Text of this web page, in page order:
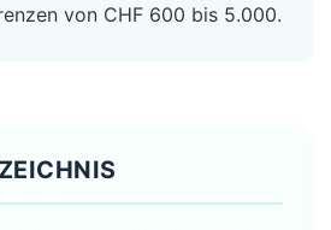
von CHF 600 bis 5.000.